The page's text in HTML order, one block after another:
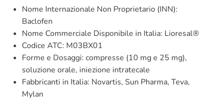
Nome Internazionale Non Proprietario (INN):
Baclofen
Nome Commerciale Disponibile in Italia: Lioresal®
Codice ATC: M03BX01
Forme e Dosaggi: compresse (10 mg e 25 mg),
soluzione orale, iniezione intratecale
Fabbricanti in Italia: Novartis, Sun Pharma, Teva,
Mylan